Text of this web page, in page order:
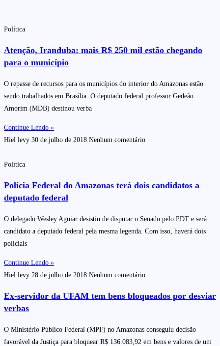
Política
Atenção, Iranduba: mais R$ 250 mil estão chegando
para o município
O repasse de recursos para os municípios do interior do Amazonas estão
sendo trabalhados em Brasília. O deputado federal professor Gedeão
Amorim (MDB) destinou verba
Continue Lendo »
Hiel levy 30 de julho de 2018 Nenhum comentário
Política
Polícia Federal do Amazonas terá dois candidatos a
deputado federal
O delegado Wesley Aguiar desistiu de disputar o Senado pelo PDT e será
candidato a deputado federal pela mesma legenda. Com isso, haverá dois
policiais
Continue Lendo »
Hiel levy 28 de julho de 2018 Nenhum comentário
Ex-servidor da UFAM tem bens bloqueados por desviar
verbas
O Ministério Público Federal (MPF) no Amazonas conseguiu decisão
favorável da Justiça para bloquear R$ 136.083,92 em bens e valores de um